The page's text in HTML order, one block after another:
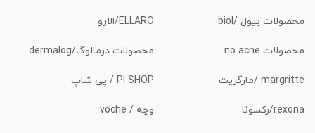
محصولات بیول /biol ELLARO/الارو
محصولات no acne محصولات درمالوگ/dermalog
margritte /مارگریت PI SHOP / پی شاپ
rexona/رکسونا وچه / voche